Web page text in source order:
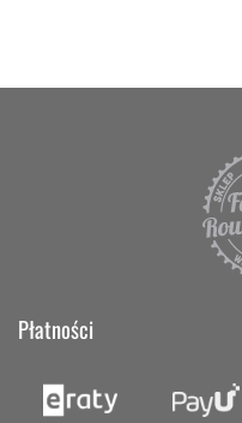
Płatności